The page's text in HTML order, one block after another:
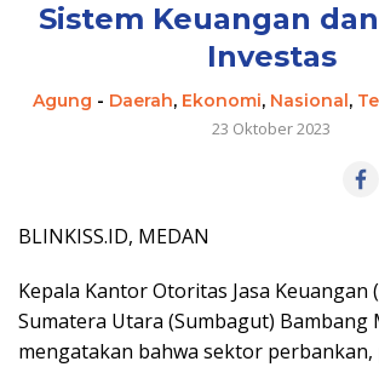
Sistem Keuangan
Investas
Agung - Daerah, Ekonomi, Nasional,
23 Oktober 2023
BLINKISS.ID, MEDAN
Kepala Kantor Otoritas Jasa Keuangan
Sumatera Utara (Sumbagut) Bambang
mengatakan bahwa sektor perbankan,